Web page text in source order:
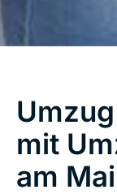
mit
am